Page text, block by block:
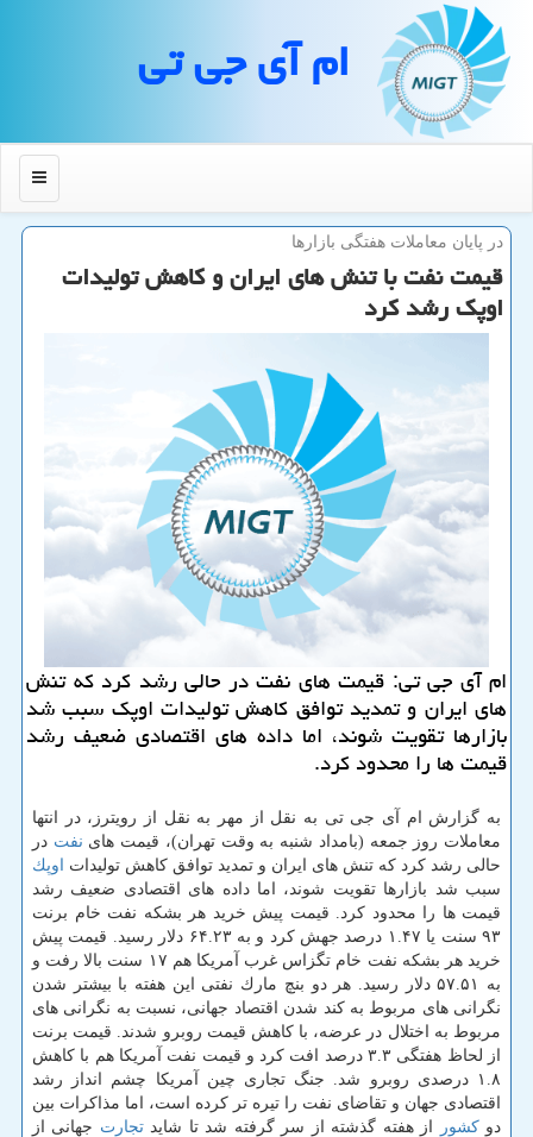
ام آی جی تی
منو
در پایان معاملات هفتگی بازارها
قیمت نفت با تنش های ایران و كاهش تولیدات
اوپك رشد كرد
ام آی جی تی: قیمت های نفت در حالی رشد كرد كه تنش
های ایران و تمدید توافق كاهش تولیدات اوپك سبب شد
بازارها تقویت شوند، اما داده های اقتصادی ضعیف رشد
قیمت ها را محدود كرد.
به گزارش ام آی جی تی به نقل از مهر به نقل از رویترز، در انتها
معاملات روز جمعه (بامداد شنبه به وقت تهران)، قیمت های نفت در
حالی رشد كرد كه تنش های ایران و تمدید توافق كاهش تولیدات اوپك
سبب شد بازارها تقویت شوند، اما داده های اقتصادی ضعیف رشد
قیمت ها را محدود كرد. قیمت پیش خرید هر بشكه نفت خام برنت
۹۳ سنت یا ۱.۴۷ درصد جهش كرد و به ۶۴.۲۳ دلار رسید. قیمت پیش
خرید هر بشكه نفت خام تگزاس غرب آمریكا هم ۱۷ سنت بالا رفت و
به ۵۷.۵۱ دلار رسید. هر دو بنچ مارك نفتی این هفته با بیشتر شدن
نگرانی های مربوط به كند شدن اقتصاد جهانی، نسبت به نگرانی های
مربوط به اختلال در عرضه، با كاهش قیمت روبرو شدند. قیمت برنت
از لحاظ هفتگی ۳.۳ درصد افت كرد و قیمت نفت آمریكا هم با كاهش
۱.۸ درصدی روبرو شد. جنگ تجاری چین آمریكا چشم انداز رشد
اقتصادی جهان و تقاضای نفت را تیره تر كرده است، اما مذاكرات بین
دوكشور از هفته گذشته از سر گرفته شد تا شایدتجارت جهانی از